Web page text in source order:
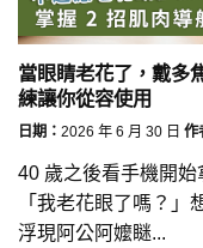
當眼睛老花了，戴多
練讓你從容使用
日期： 2026 年 6 月 30 日 作
40 歲之後看手機開始
「我老花眼了嗎？
浮現阿公阿嬤瞇...